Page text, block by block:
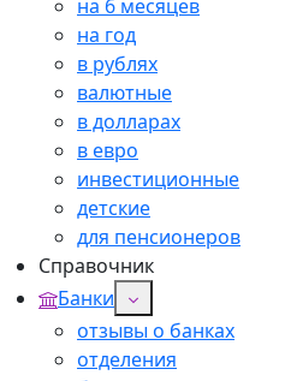
на 6 месяцев
на год
в рублях
валютные
в долларах
в евро
инвестиционные
детские
для пенсионеров
Справочник
Банки
отзывы о банках
отделения